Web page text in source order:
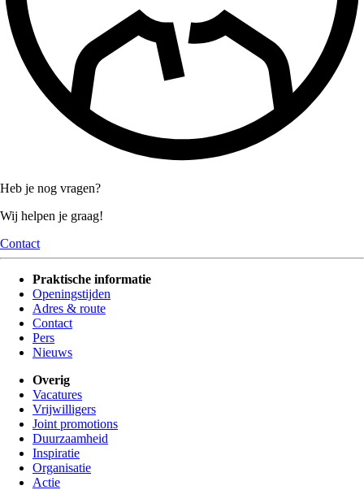
Heb je nog vragen?
Wij helpen je graag!
Contact
Praktische informatie
Openingstijden
Adres & route
Contact
Pers
Nieuws
Overig
Vacatures
Vrijwilligers
Joint promotions
Duurzaamheid
Inspiratie
Organisatie
Actie